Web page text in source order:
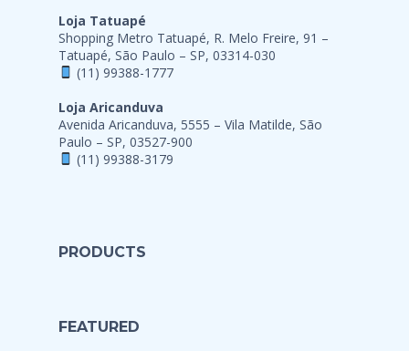
Loja Tatuapé
Shopping Metro Tatuapé, R. Melo Freire, 91 –
Tatuapé, São Paulo – SP, 03314-030
(11) 99388-1777
Loja Aricanduva
Avenida Aricanduva, 5555 – Vila Matilde, São
Paulo – SP, 03527-900
(11) 99388-3179
PRODUCTS
FEATURED